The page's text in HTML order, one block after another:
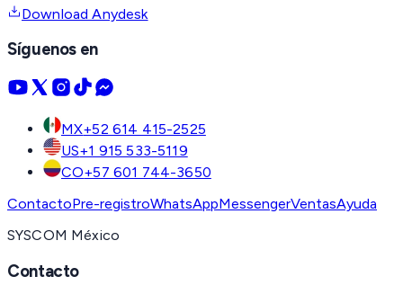
Download Anydesk
Síguenos en
MX+52 614 415-2525
US+1 915 533-5119
CO+57 601 744-3650
ContactoPre-registroWhatsAppMessengerVentasAyuda
SYSCOM México
Contacto